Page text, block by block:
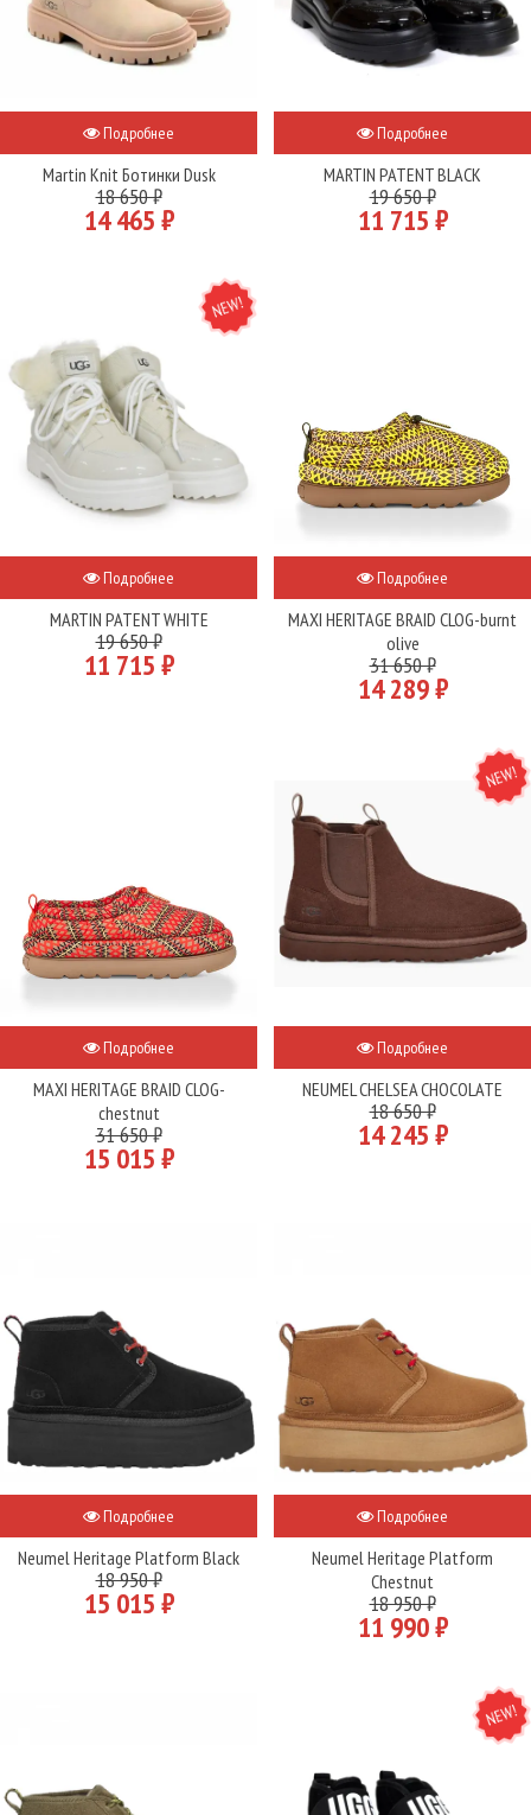
Подробнее
Martin Knit Ботинки Dusk
18 650 ₽
14 465 ₽
Подробнее
MARTIN PATENT BLACK
19 650 ₽
11 715 ₽
NEW
Подробнее
MARTIN PATENT WHITE
19 650 ₽
11 715 ₽
Подробнее
MAXI HERITAGE BRAID CLOG-burnt
olive
31 650 ₽
14 289 ₽
Подробнее
MAXI HERITAGE BRAID CLOG-
chestnut
31 650 ₽
15 015 ₽
NEW
Подробнее
NEUMEL CHELSEA CHOCOLATE
18 650 ₽
14 245 ₽
Подробнее
Neumel Heritage Platform Black
18 950 ₽
15 015 ₽
Подробнее
Neumel Heritage Platform
Chestnut
18 950 ₽
11 990 ₽
NEW